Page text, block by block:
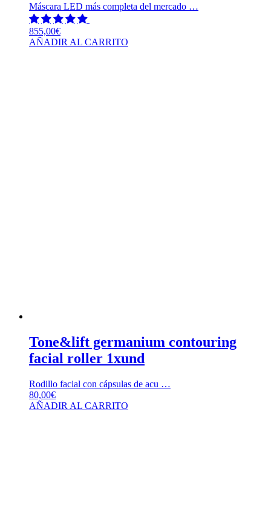
Máscara LED más completa del mercado …
855,00€
AÑADIR AL CARRITO
Tone&lift germanium contouring
facial roller 1xund
Rodillo facial con cápsulas de acu …
80,00€
AÑADIR AL CARRITO